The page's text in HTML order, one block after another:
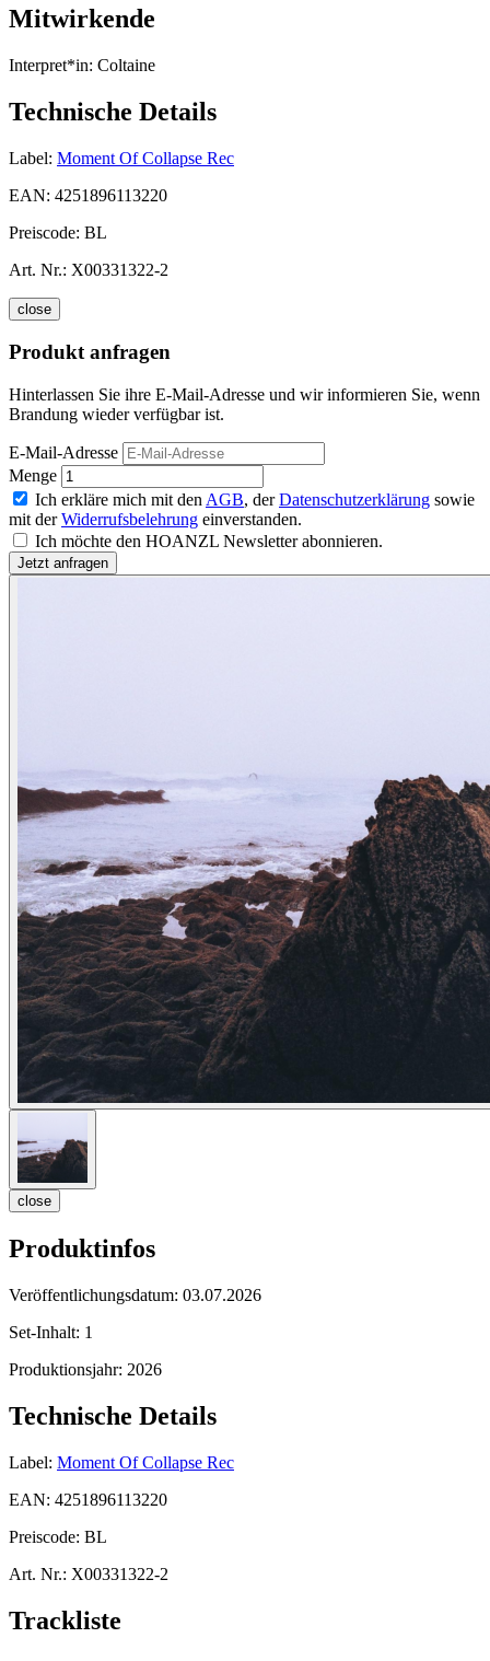
Mitwirkende
Interpret*in: Coltaine
Technische Details
Label: Moment Of Collapse Rec
EAN: 4251896113220
Preiscode: BL
Art. Nr.: X00331322-2
close
Produkt anfragen
Hinterlassen Sie ihre E-Mail-Adresse und wir informieren Sie, wenn
Brandung wieder verfügbar ist.
E-Mail-Adresse
Menge
Ich erkläre mich mit den AGB, derDatenschutzerklärung sowie
mit derWiderrufsbelehrung einverstanden.
Ich möchte den HOANZL Newsletter abonnieren.
close
Produktinfos
Veröffentlichungsdatum: 03.07.2026
Set-Inhalt: 1
Produktionsjahr: 2026
Technische Details
Label: Moment Of Collapse Rec
EAN: 4251896113220
Preiscode: BL
Art. Nr.: X00331322-2
Trackliste